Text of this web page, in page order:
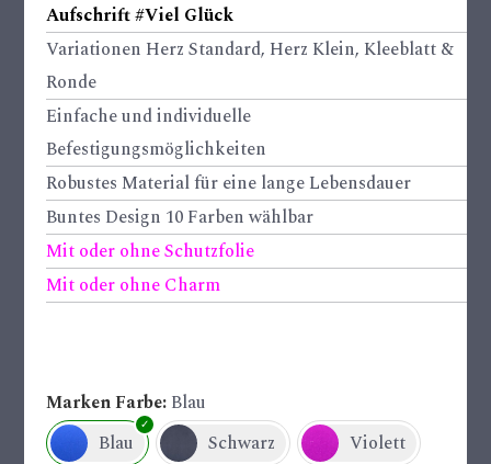
Aufschrift #Viel Glück
Variationen Herz Standard, Herz Klein, Kleeblatt &
Ronde
Einfache und individuelle
Befestigungsmöglichkeiten
Robustes Material für eine lange Lebensdauer
Buntes Design 10 Farben wählbar
Mit oder ohne Schutzfolie
Mit oder ohne Charm
Marken Farbe Blau
Blau
Schwarz
Violett